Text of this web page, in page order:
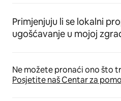
Primjenjuju li se lokalni
ugošćavanje u mojoj
Ne možete pronaći ono što
Posjetite naš Centar za